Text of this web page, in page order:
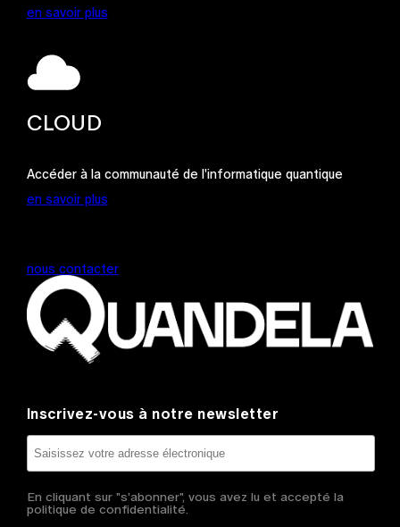
en savoir plus
CLOUD
Accéder à la communauté de l'informatique quantique
en savoir plus
nous contacter
Inscrivez-vous à notre newsletter
En cliquant sur "s'abonner", vous avez lu et accepté la
politique de confidentialité.